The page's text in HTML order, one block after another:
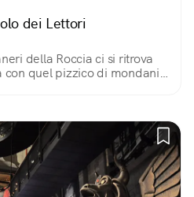
dei Lettori
della Roccia ci si ritrova
quel pizzico di mondanità